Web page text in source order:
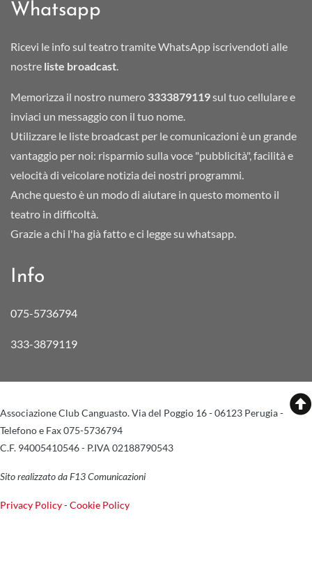
Whatsapp
Ricevi le info sul teatro tramite WhatsApp iscrivendoti alle
nostre liste broadcast.
Memorizza il nostro numero 3333879119sul tuo cellulare e
inviaci un messaggio con il tuo nome.
Utilizzare le liste broadcast per le comunicazioni è un grande
vantaggio per noi: risparmio sulla voce "pubblicità", facilità e
velocità di veicolare notizia dei nostri programmi.
Anche questo è un modo di aiutare in questo momento il
teatro in difficoltà.
Grazie a chi l'ha già fatto e ci legge su whatsapp.
Info
075-5736794
333-3879119
Associazione Club Canguasto. Via del Poggio 16 - 06123 Perugia -
Telefono e Fax 075-5736794
C.F. 94005410546 - P.IVA 02188790543
Sito realizzato da F13 Comunicazioni
Privacy Policy-Cookie Policy